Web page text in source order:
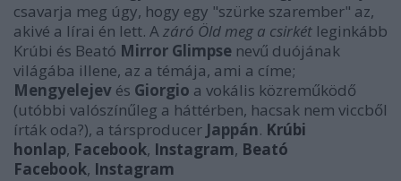
csavarja meg úgy, hogy egy "szürke szarember" az,
akivé a lírai én lett. Azáró Öld meg a csirkét leginkább
Krúbi és Beató Mirror Glimpse nevű duójának
világába illene, az a témája, ami a címe;
Mengyelejev és Giorgio a vokális közreműködő
(utóbbi valószínűleg a háttérben, hacsak nem viccből
írták oda?), a társproducer Jappán. Krúbi
honlap, Facebook, Instagram, Beató
Facebook, Instagram